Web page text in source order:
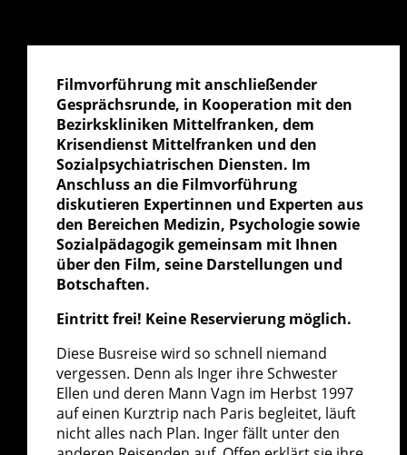
Filmvorführung mit anschließender
Gesprächsrunde, in Kooperation mit den
Bezirkskliniken Mittelfranken, dem
Krisendienst Mittelfranken und den
Sozialpsychiatrischen Diensten. Im
Anschluss an die Filmvorführung
diskutieren Expertinnen und Experten aus
den Bereichen Medizin, Psychologie sowie
Sozialpädagogik gemeinsam mit Ihnen
über den Film, seine Darstellungen und
Botschaften.
Eintritt frei! Keine Reservierung möglich.
Diese Busreise wird so schnell niemand
vergessen. Denn als Inger ihre Schwester
Ellen und deren Mann Vagn im Herbst 1997
auf einen Kurztrip nach Paris begleitet, läuft
nicht alles nach Plan. Inger fällt unter den